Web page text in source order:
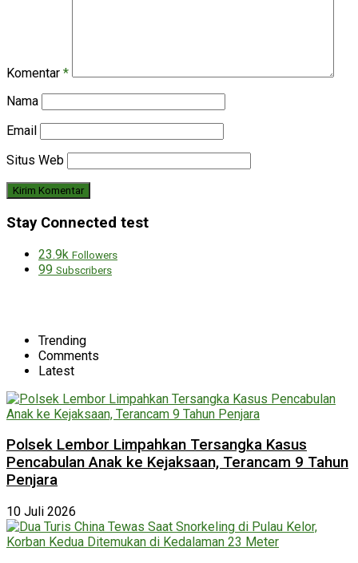
Komentar *
Nama
Email
Situs Web
Stay Connected test
23.9k Followers
99 Subscribers
Trending
Comments
Latest
Polsek Lembor Limpahkan Tersangka Kasus
Pencabulan Anak ke Kejaksaan, Terancam 9 Tahun
Penjara
10 Juli 2026